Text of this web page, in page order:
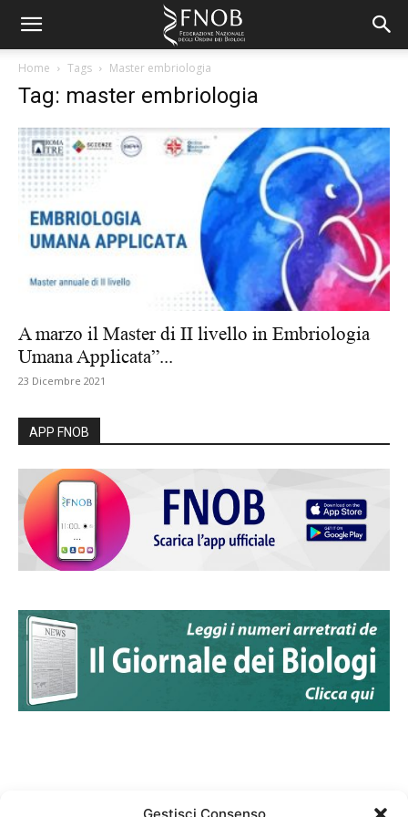
Home Tags Master embriologia
Tag: master embriologia
A marzo il Master di II livello in Embriologia
Umana Applicata”...
23 Dicembre 2021
APP FNOB